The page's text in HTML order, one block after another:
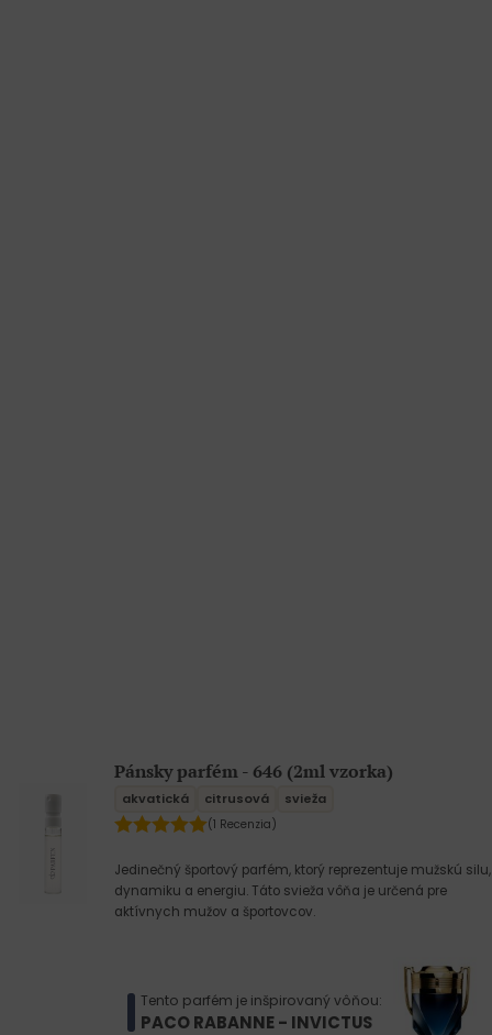
Pánsky parfém - 646 (2ml vzorka)
akvatická citrusová svieža
(1 Recenzia)
Jedinečný športový parfém, ktorý reprezentuje mužskú silu,
dynamiku a energiu. Táto svieža vôňa je určená pre
aktívnych mužov a športovcov.
Tento parfém je inšpirovaný vôňou:
PACO RABANNE - INVICTUS